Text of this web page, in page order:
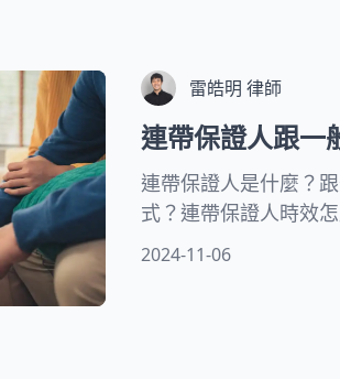
雷皓明 律師
連帶保證人跟一
連帶保證人是什麼？
式？連帶保證人時效
嗎？本文中律師將解
2024-11-06